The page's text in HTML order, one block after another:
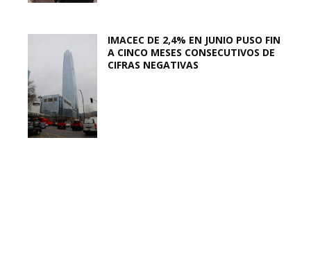
IMACEC DE 2,4% EN JUNIO PUSO FIN
A CINCO MESES CONSECUTIVOS DE
CIFRAS NEGATIVAS